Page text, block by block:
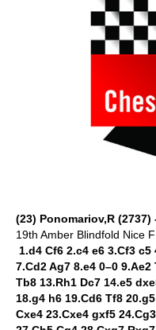
(23) Ponomariov,R
19th Amber Blindfold Nice
1.d4 Cf6 2.c4 e6 3.Cf3
7.Cd2 Ag7 8.e4 0–0
Tb8 13.Rh1 Dc7 14.e5
18.g4 h6 19.Cd6 Tf8
Cxe4 23.Cxe4 gxf5